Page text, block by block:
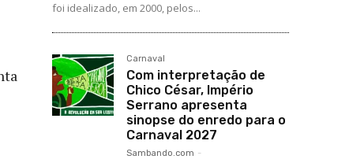
foi idealizado, em 2000, pelos...
Carnaval
Com interpretação de
Chico César, Império
Serrano apresenta
sinopse do enredo para o
Carnaval 2027
Sambando.com -